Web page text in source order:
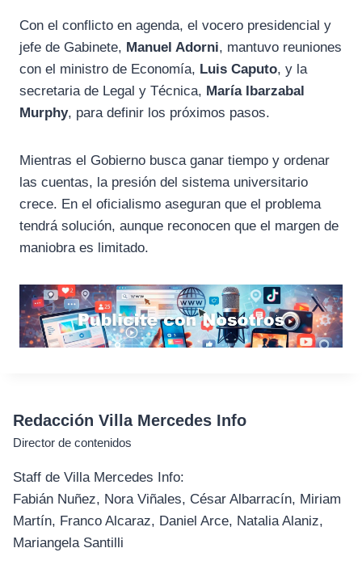
Con el conflicto en agenda, el vocero presidencial y
jefe de Gabinete, Manuel Adorni, mantuvo reuniones
con el ministro de Economía, Luis Caputo, y la
secretaria de Legal y Técnica, María Ibarzabal
Murphy, para definir los próximos pasos.
Mientras el Gobierno busca ganar tiempo y ordenar
las cuentas, la presión del sistema universitario
crece. En el oficialismo aseguran que el problema
tendrá solución, aunque reconocen que el margen de
maniobra es limitado.
Redacción Villa Mercedes Info
Director de contenidos
Staff de Villa Mercedes Info:
Fabián Nuñez, Nora Viñales, César Albarracín, Miriam
Martín, Franco Alcaraz, Daniel Arce, Natalia Alaniz,
Mariangela Santilli